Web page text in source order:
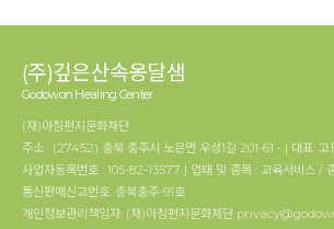
아이와 함께 해야하는 줄넘기!. 잘 해내고자
해보는 모습에서 재미도 있었다. 줄넘기가 뭐
사는게 뭐라고 라는 생각까지 미치게 되었다.
것…’나는 잘 넘었으니 너도 좀 잘 해봐라가 아
넘어야 하니 아빠가 잘 넘을 수 있도록 도와줄
다시 하면 되는 거야. 빨리 넘을 필요없어 천천
맞춰서 하나씩 넘어가 보자. 넘다가 걸리면 한
그러면 더 신나게 넘을 수 있네.’ 이런 마음이
(주)깊은산속옹달샘
Godowon Healing Center
(재)아침편지문화재단
주소 : (27452) 충북 충주시 노은면 우성1길 201-61 - | 대표: 고
사업자등록번호 : 105-82-13577 | 업태 및 종목 : 교육서비스 /
통신판매신고번호: 충북충주-91호
개인정보관리책임자: (재)아침편지문화재단